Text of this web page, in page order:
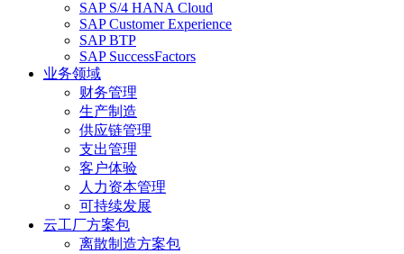
SAP S/4 HANA Cloud
SAP Customer Experience
SAP BTP
SAP SuccessFactors
业务领域
财务管理
生产制造
供应链管理
支出管理
客户体验
人力资本管理
可持续发展
云工厂方案包
离散制造方案包